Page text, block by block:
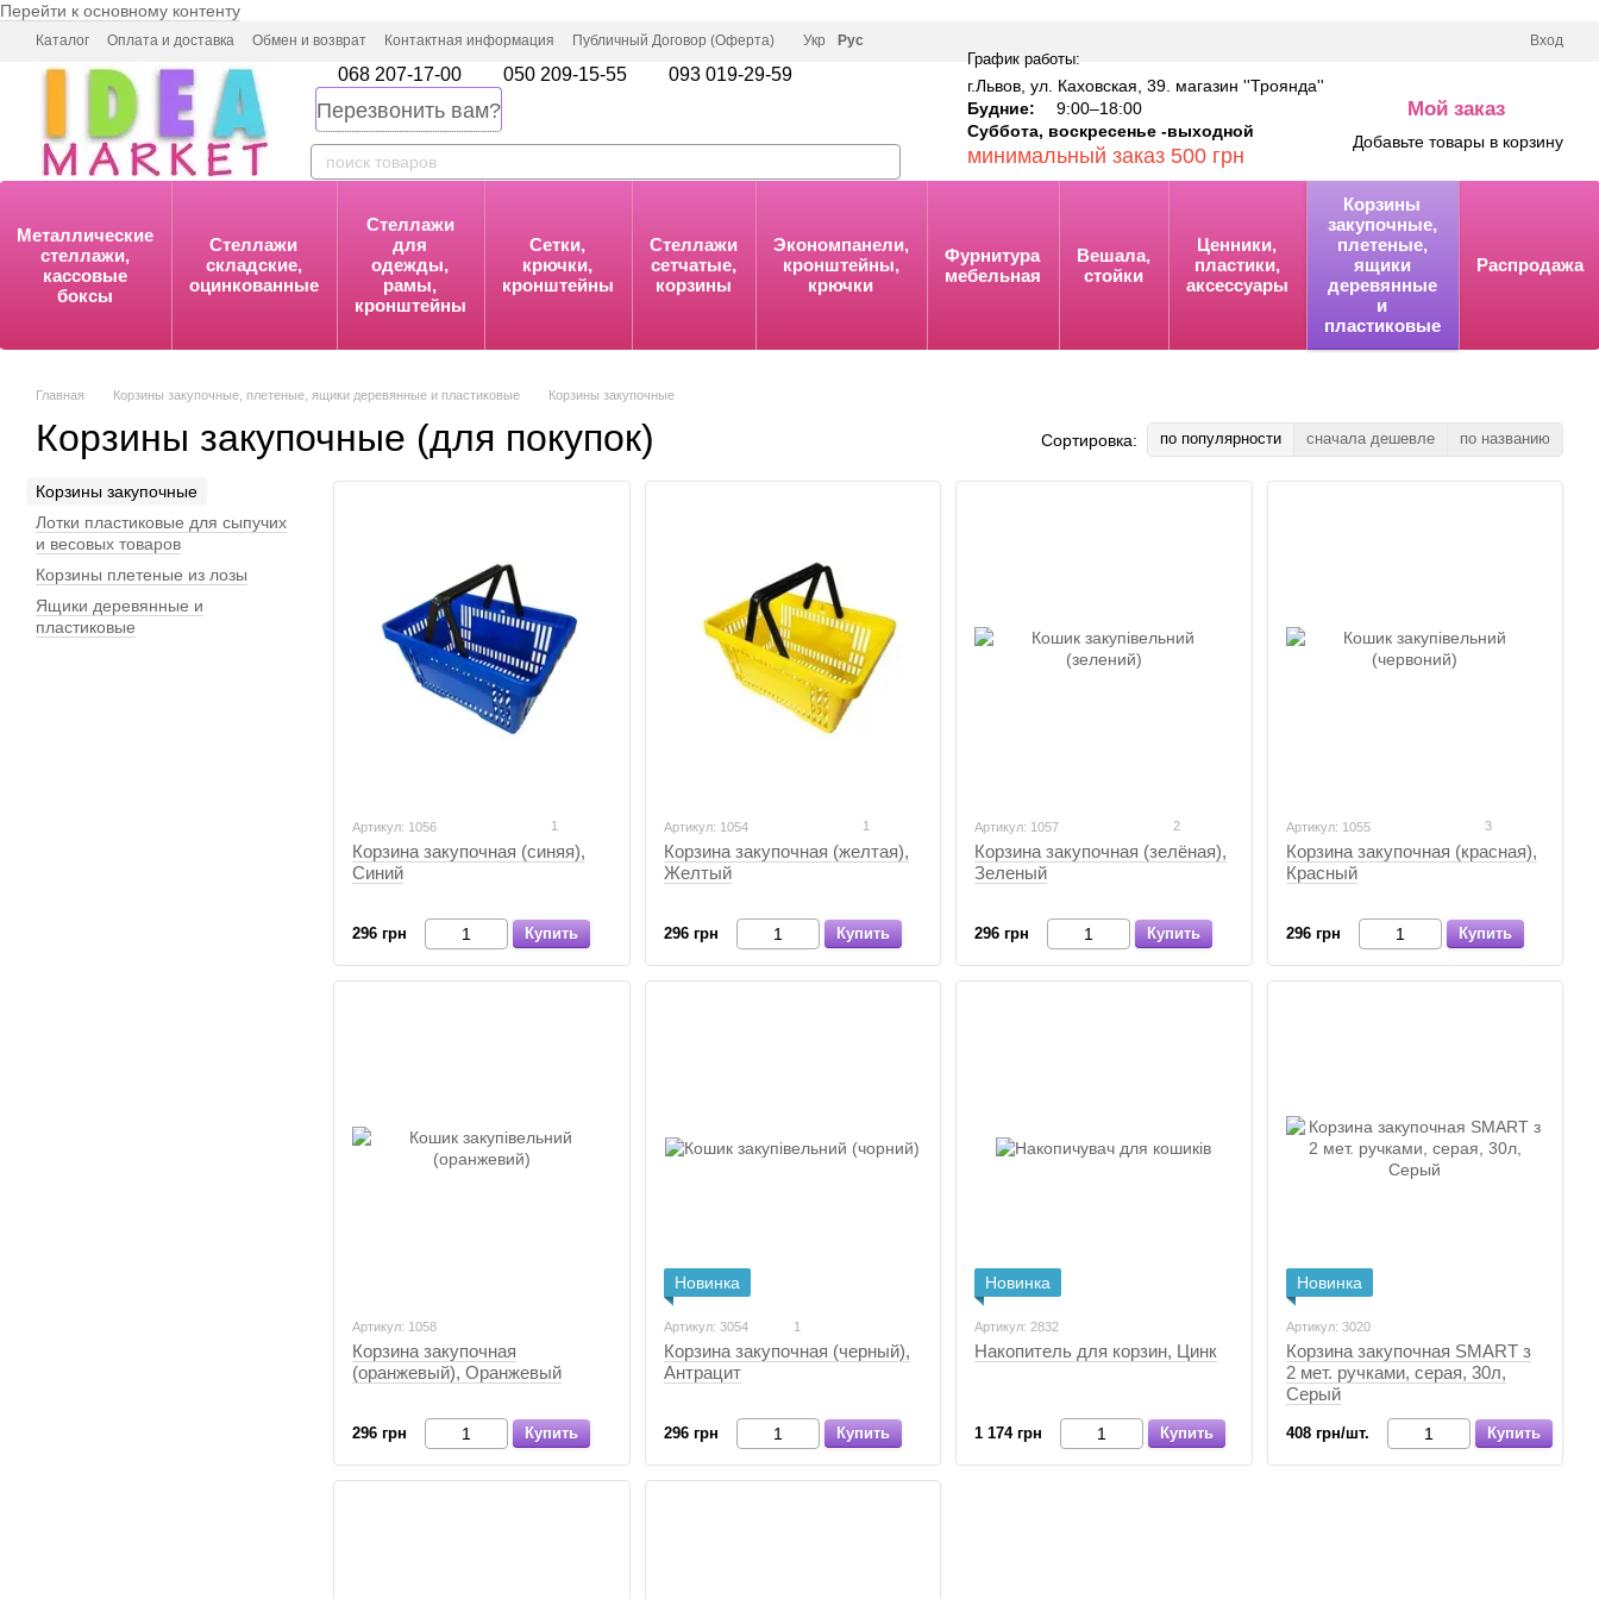
Перейти к основному контенту
Каталог Оплата и доставка Обмен и возврат Контактная информация Публичный Договор (Оферта) Укр Рус Вход
068 207-17-00 050 209-15-55 093 019-29-59
Перезвонить вам?
График работы:
г.Львов, ул. Каховская, 39. магазин ''Троянда''
Будние:
9:00–18:00
Суббота, воскресенье -выходной
минимальный заказ 500 грн
Мой заказ
Добавьте товары в корзину
Металлические
стеллажи,
кассовые
боксы
Стеллажи
складские,
оцинкованные
Стеллажи
для
одежды,
рамы,
кронштейны
Сетки,
крючки,
кронштейны
Стеллажи
сетчатые,
корзины
Экономпанели,
кронштейны,
крючки
Фурнитура
мебельная
Вешала,
стойки
Ценники,
пластики,
аксессуары
Корзины
закупочные,
плетеные,
ящики
деревянные
и
пластиковые
Распродажа
Главная Корзины закупочные, плетеные, ящики деревянные и пластиковые Корзины закупочные
Корзины закупочные (для покупок) Сортировка: по популярности сначала дешевле по названию
Артикул: 1056 1
Корзина закупочная (синяя),
Синий
296 грн Купить
Артикул: 1054 1
Корзина закупочная (желтая),
Желтый
296 грн Купить
Артикул: 1057 2
Корзина закупочная (зелёная),
Зеленый
296 грн Купить
Артикул: 1055 3
Корзина закупочная (красная),
Красный
296 грн Купить
Артикул: 1058
Корзина закупочная
(оранжевый), Оранжевый
296 грн Купить
Новинка
Артикул: 3054 1
Корзина закупочная (черный),
Антрацит
296 грн Купить
Новинка
Артикул: 2832
Накопитель для корзин, Цинк
1 174 грн Купить
Новинка
Артикул: 3020
Корзина закупочная SMART з
2 мет. ручками, серая, 30л,
Серый
408 грн/шт. Купить
Корзины закупочные
Лотки пластиковые для сыпучих
и весовых товаров
Корзины плетеные из лозы
Ящики деревянные и
пластиковые